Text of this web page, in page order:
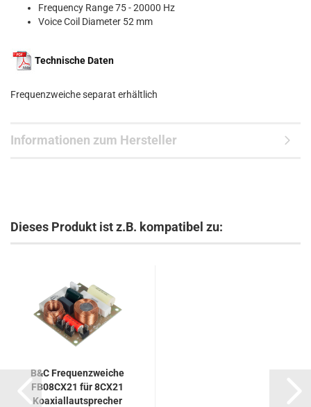
Frequency Range 75 - 20000 Hz
Voice Coil Diameter 52 mm
Technische Daten
Frequenzweiche separat erhältlich
Informationen zum Hersteller
Dieses Produkt ist z.B. kompatibel zu:
B&C Frequenzweiche
FB08CX21 für 8CX21
Koaxiallautsprecher